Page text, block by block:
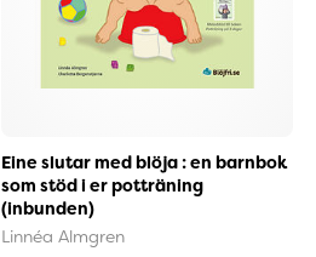
Eine slutar med blöja : en barnbok
som stöd i er potträning
(inbunden)
Linnéa Almgren